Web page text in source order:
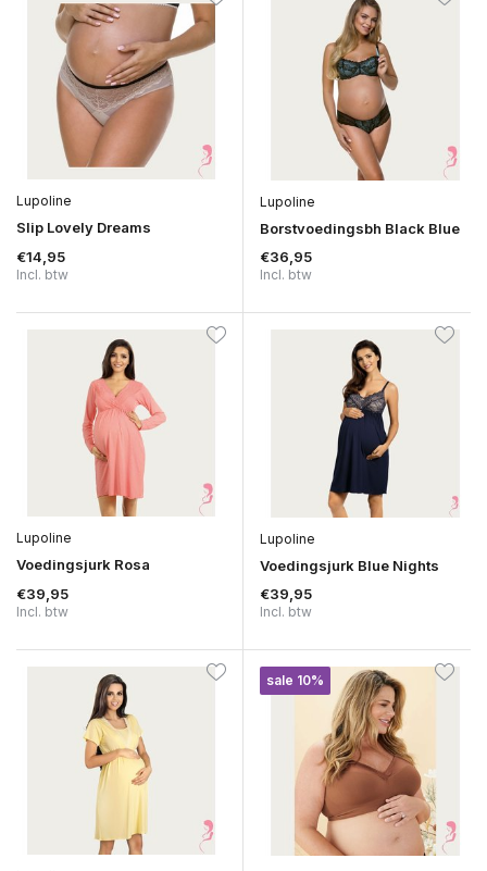
Lupoline
Slip Lovely Dreams
€14,95
Incl. btw
Lupoline
Borstvoedingsbh Black Blue
€36,95
Incl. btw
Lupoline
Voedingsjurk Rosa
€39,95
Incl. btw
Lupoline
Voedingsjurk Blue Nights
€39,95
Incl. btw
sale 10%